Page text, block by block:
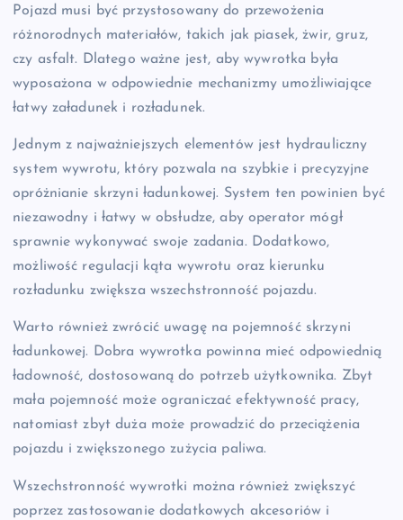
Pojazd musi być przystosowany do przewożenia
różnorodnych materiałów, takich jak piasek, żwir, gruz,
czy asfalt. Dlatego ważne jest, aby wywrotka była
wyposażona w odpowiednie mechanizmy umożliwiające
łatwy załadunek i rozładunek.
Jednym z najważniejszych elementów jest hydrauliczny
system wywrotu, który pozwala na szybkie i precyzyjne
opróżnianie skrzyni ładunkowej. System ten powinien być
niezawodny i łatwy w obsłudze, aby operator mógł
sprawnie wykonywać swoje zadania. Dodatkowo,
możliwość regulacji kąta wywrotu oraz kierunku
rozładunku zwiększa wszechstronność pojazdu.
Warto również zwrócić uwagę na pojemność skrzyni
ładunkowej. Dobra wywrotka powinna mieć odpowiednią
ładowność, dostosowaną do potrzeb użytkownika. Zbyt
mała pojemność może ograniczać efektywność pracy,
natomiast zbyt duża może prowadzić do przeciążenia
pojazdu i zwiększonego zużycia paliwa.
Wszechstronność wywrotki można również zwiększyć
poprzez zastosowanie dodatkowych akcesoriów i